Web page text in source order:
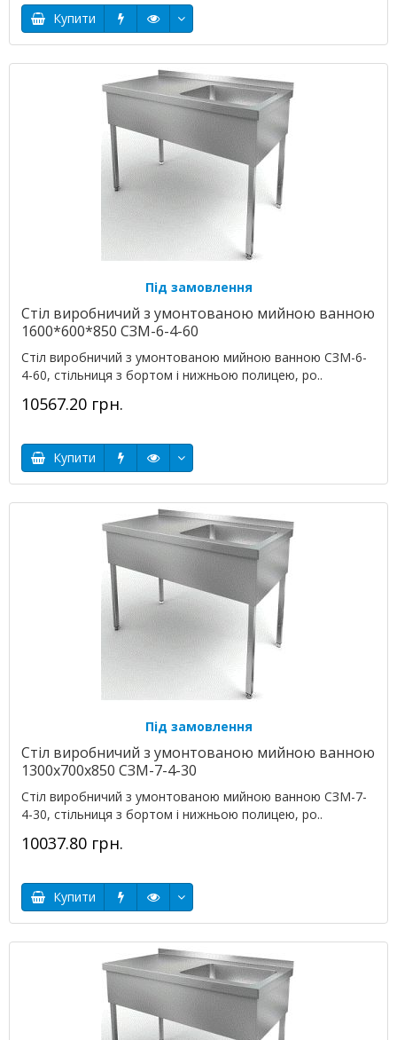
Купити
Під замовлення
Стіл виробничий з умонтованою мийною ванною
1600*600*850 СЗМ-6-4-60
Стіл виробничий з умонтованою мийною ванною СЗМ-6-
4-60, стільниця з бортом і нижньою полицею, ро..
10567.20 грн.
Купити
Під замовлення
Стіл виробничий з умонтованою мийною ванною
1300х700х850 СЗМ-7-4-30
Стіл виробничий з умонтованою мийною ванною СЗМ-7-
4-30, стільниця з бортом і нижньою полицею, ро..
10037.80 грн.
Купити